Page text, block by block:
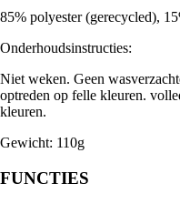
85% polyester (gerecycled),
Onderhoudsinstructies:
Niet weken. Geen
optreden op felle kleuren.
kleuren.
Gewicht: 110g
FUNCTIES